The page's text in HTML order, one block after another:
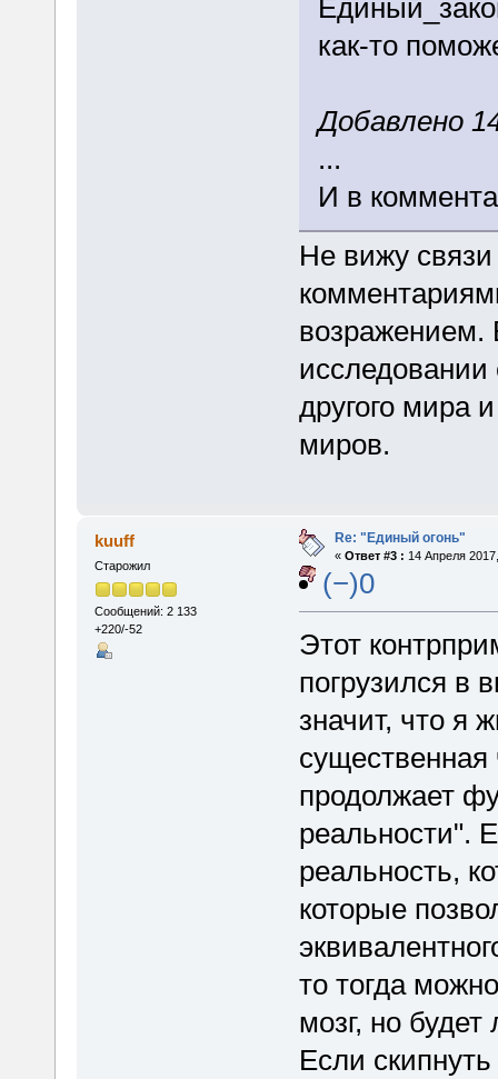
как-то
Добавлено
...
И в
Не вижу
возражением.
исследовании
другого мира
миров.
kuuff
Старожил
Сообщений: 2 133
+220/-52
Re: "Единый огонь"
« Ответ #3 : 14 Апреля
(−)0
Этот
погрузился в
значит, что я
существенная
продолжает
реальности".
реальность,
которые
то тогда
мозг, но
Если